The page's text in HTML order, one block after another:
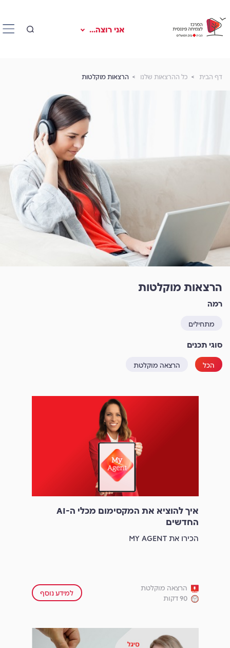
אני רוצה...
דף הבית כל ההרצאות שלנו הרצאות מוקלטות
הרצאות מוקלטות
רמה
מתחילים
סוגי תכנים
הכל הרצאה מוקלטת
איך להוציא את המקסימום מכלי ה-AI
החדשים
הכירו את MY AGENT
הרצאה מוקלטת
90 דקות
למידע נוסף